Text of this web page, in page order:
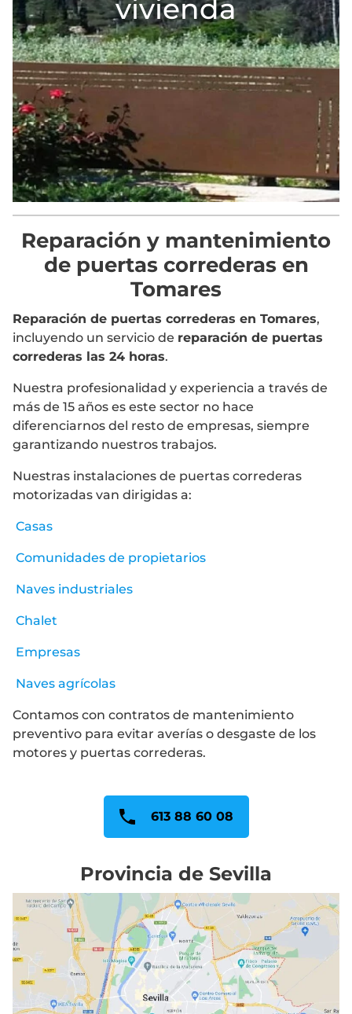
vivienda
Reparación y mantenimiento
de puertas correderas en
Tomares
Reparación de puertas correderas en Tomares,
incluyendo un servicio de reparación de puertas
correderas las 24 horas.
Nuestra profesionalidad y experiencia a través de
más de 15 años es este sector no hace
diferenciarnos del resto de empresas, siempre
garantizando nuestros trabajos.
Nuestras instalaciones de puertas correderas
motorizadas van dirigidas a:
Casas
Comunidades de propietarios
Naves industriales
Chalet
Empresas
Naves agrícolas
Contamos con contratos de mantenimiento
preventivo para evitar averías o desgaste de los
motores y puertas correderas.
613 88 60 08
Provincia de Sevilla